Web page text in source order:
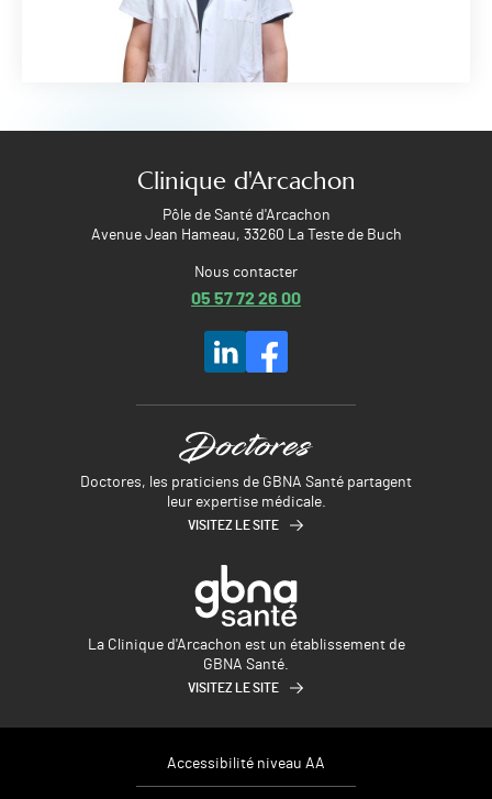
Clinique d'Arcachon
Pôle de Santé d'Arcachon
Avenue Jean Hameau, 33260 La Teste de Buch
Nous contacter
05 57 72 26 00
Doctores, les praticiens de GBNA Santé partagent
leur expertise médicale.
VISITEZ LE SITE
La Clinique d'Arcachon est un établissement de
GBNA Santé.
VISITEZ LE SITE
Accessibilité niveau AA